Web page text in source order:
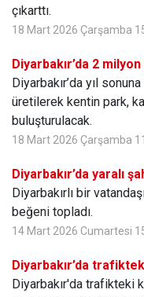
çıkarttı.
18 Mart 2026 Çarşamba
Diyarbakır’da 2
Diyarbakır’da yıl
üretilerek kentin park,
buluşturulacak.
18 Mart 2026 Çarşamba
Diyarbakır’da yaralı
Diyarbakırlı bir
beğeni topladı.
14 Mart 2026 Cumartesi
Diyarbakır’da
Diyarbakır'da trafikteki